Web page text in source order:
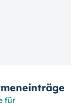
für